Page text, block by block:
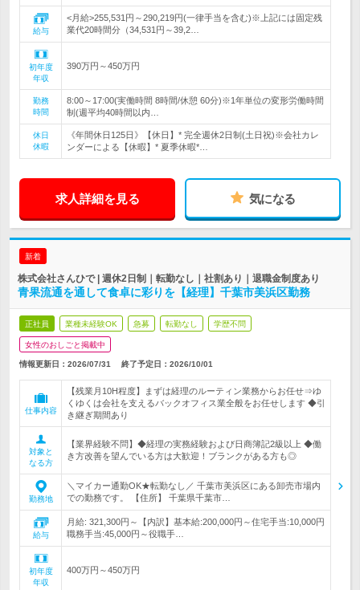
給与
<月給>255,531円～290,219円(一律手当を含む)※上記には固定残
業代20時間分（34,531円～39,2…
初年度
年収
390万円～450万円
勤務
時間
8:00～17:00(実働時間 8時間/休憩 60分)※1年単位の変形労働時間
制(週平均40時間以内…
休日
休暇
《年間休日125日》【休日】* 完全週休2日制(土日祝)※会社カレ
ンダーによる【休暇】* 夏季休暇*…
求人詳細を見る 気になる
新着
株式会社さんひで | 週休2日制｜転勤なし｜社割あり｜退職金制度あり
青果流通を通して食卓に彩りを【経理】千葉市美浜区勤務
正社員 業種未経験OK 急募 転勤なし 学歴不問
女性のおしごと掲載中
情報更新日：2026/07/31 終了予定日： 2026/10/01
仕事内容
【残業月10H程度】まずは経理のルーティン業務からお任せ⇒ゆ
くゆくは会社を支えるバックオフィス業全般をお任せします ◆引
き継ぎ期間あり
対象と
なる方
【業界経験不問】◆経理の実務経験および日商簿記2級以上 ◆働
き方改善を望んでいる方は大歓迎！ブランクがある方も◎
勤務地
＼マイカー通勤OK★転勤なし／ 千葉市美浜区にある卸売市場内
での勤務です。 【住所】 千葉県千葉市…
給与
月給: 321,300円～【内訳】基本給:200,000円～住宅手当:10,000円
職務手当:45,000円～役職手…
初年度
年収
400万円～450万円